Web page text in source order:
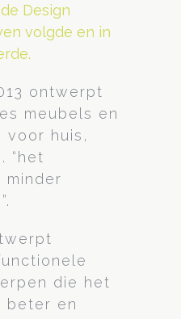
Design
volgde en in
ontwerpt
meubels en
voor huis,
“het
minder
die het
beter en